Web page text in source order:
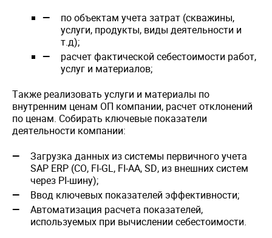
по объектам учета затрат (скважины,
услуги, продукты, виды деятельности и
т.д);
расчет фактической себестоимости работ,
услуг и материалов;
Также реализовать услуги и материалы по
внутренним ценам ОП компании, расчет отклонений
по ценам. Собирать ключевые показатели
деятельности компании:
Загрузка данных из системы первичного учета
SAP ERP (CO, FI-GL, FI-AA, SD, из внешних систем
через PI-шину);
Ввод ключевых показателей эффективности;
Автоматизация расчета показателей,
используемых при вычислении себестоимости.